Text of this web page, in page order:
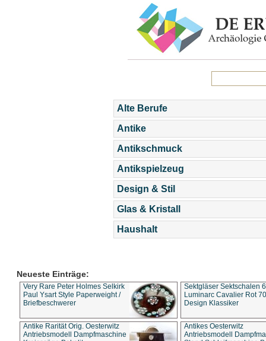
Alte Berufe
Antike
Antikschmuck
Antikspielzeug
Design & Stil
Glas & Kristall
Haushalt
Neueste Einträge:
Very Rare Peter Holmes Selkirk
Paul Ysart Style Paperweight /
Briefbeschwerer
Sektgläser Sektschalen
Luminarc Cavalier Rot
Design Klassiker
Antike Rarität Orig. Oesterwitz
Antriebsmodell Dampfmaschine
Antikes Oesterwitz
Antriebsmodell